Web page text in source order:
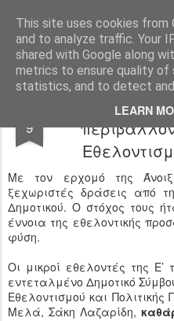
This site uses cookies
and to analyze traffic. Your
shared with Google along
metrics to ensure quality of
statistics, and to detect and
LEARN
9
Με τον ερχομό της
ξεχωριστές δράσεις από
Δημοτικού. O στόχος τους
έννοια της εθελοντικής
φύση.
Οι μικροί εθελοντές της
εντεταλμένο Δημοτικό
Εθελοντισμού και
Μελά, Σάκη Λαζαρίδη,